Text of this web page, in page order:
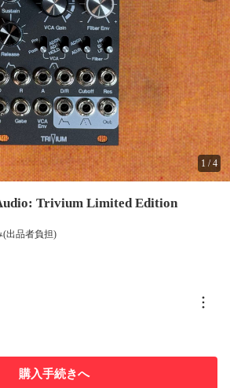
1 /4
Trivium Limited Edition
(出品者負担)
購入手続きへ